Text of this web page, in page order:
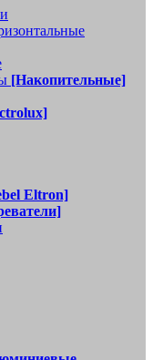
[Накопительные]
Eltron]